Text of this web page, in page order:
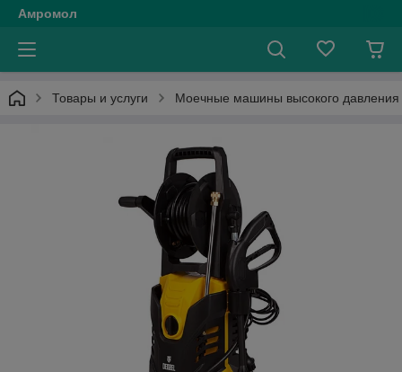
Амромол
Товары и услуги Моечные машины высокого давления